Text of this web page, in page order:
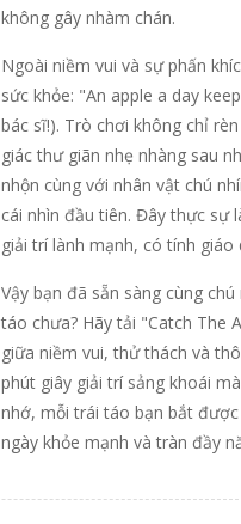
không gây nhàm chán.
Ngoài niềm vui và sự phấn
sức khỏe: "An apple a day
bác sĩ!). Trò chơi không chỉ
giác thư giãn nhẹ nhàng sau
nhộn cùng với nhân vật chú
cái nhìn đầu tiên. Đây thực sự
giải trí lành mạnh, có tính
Vậy bạn đã sẵn sàng cùng
táo chưa? Hãy tải "Catch The
giữa niềm vui, thử thách và
phút giây giải trí sảng khoái
nhớ, mỗi trái táo bạn bắt
ngày khỏe mạnh và tràn đầy